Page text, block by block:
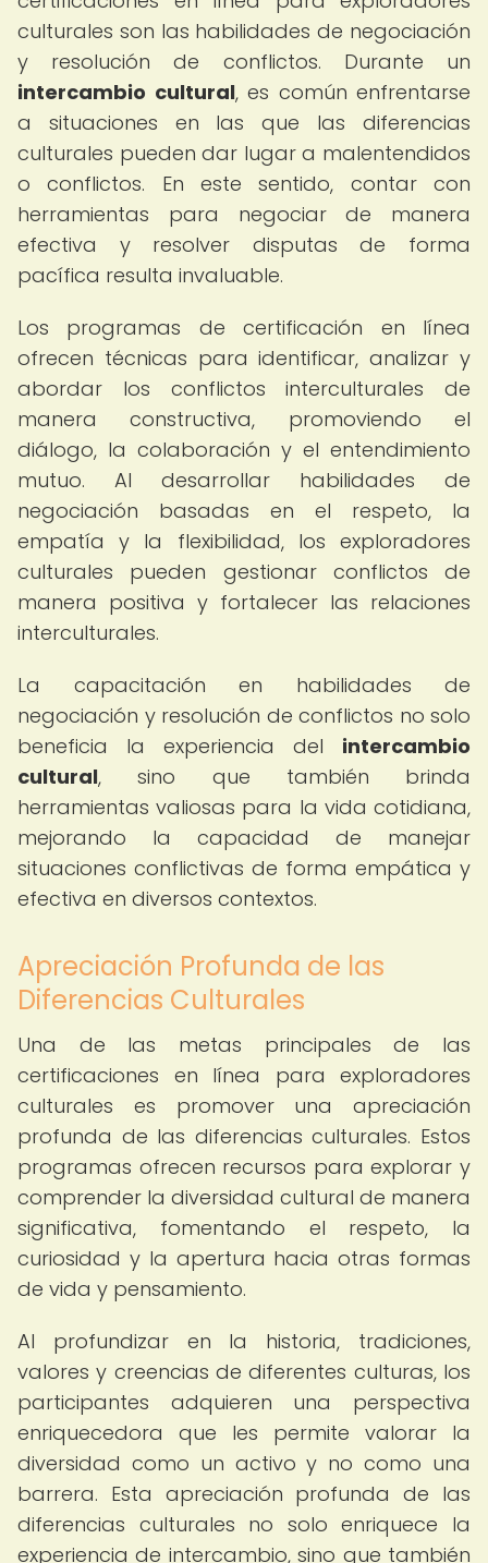
culturales son las habilidades de negociación
y resolución de conflictos. Durante un
intercambio cultural, es común enfrentarse
a situaciones en las que las diferencias
culturales pueden dar lugar a malentendidos
o conflictos. En este sentido, contar con
herramientas para negociar de manera
efectiva y resolver disputas de forma
pacífica resulta invaluable.
Los programas de certificación en línea
ofrecen técnicas para identificar, analizar y
abordar los conflictos interculturales de
manera constructiva, promoviendo el
diálogo, la colaboración y el entendimiento
mutuo. Al desarrollar habilidades de
negociación basadas en el respeto, la
empatía y la flexibilidad, los exploradores
culturales pueden gestionar conflictos de
manera positiva y fortalecer las relaciones
interculturales.
La capacitación en habilidades de
negociación y resolución de conflictos no solo
beneficia la experiencia del intercambio
cultural, sino que también brinda
herramientas valiosas para la vida cotidiana,
mejorando la capacidad de manejar
situaciones conflictivas de forma empática y
efectiva en diversos contextos.
Apreciación Profunda de las
Diferencias Culturales
Una de las metas principales de las
certificaciones en línea para exploradores
culturales es promover una apreciación
profunda de las diferencias culturales. Estos
programas ofrecen recursos para explorar y
comprender la diversidad cultural de manera
significativa, fomentando el respeto, la
curiosidad y la apertura hacia otras formas
de vida y pensamiento.
Al profundizar en la historia, tradiciones,
valores y creencias de diferentes culturas, los
participantes adquieren una perspectiva
enriquecedora que les permite valorar la
diversidad como un activo y no como una
barrera. Esta apreciación profunda de las
diferencias culturales no solo enriquece la
experiencia de intercambio, sino que también